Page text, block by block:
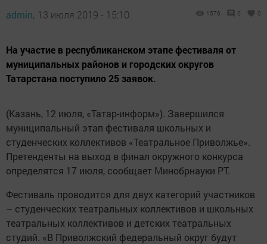
admin, 13 июля 2019 - 15:10 1576 0 0
На участие в республиканском этапе фестиваля от
муниципальных районов и городских округов
Татарстана поступило 25 заявок.
(Казань, 12 июля, «Татар-информ»). Завершился
муниципальный этап фестиваля школьных и
студенческих коллективов «Театральное Приволжье».
Претенденты на выход в финал окружного конкурса
определятся 17 июля, сообщает Минобрнауки РТ.
Фестиваль проводится для двух категорий участников
– студенческих театральных коллективов и школьных
театральных коллективов и детских театральных
студий. «В Приволжский федеральный округ будут